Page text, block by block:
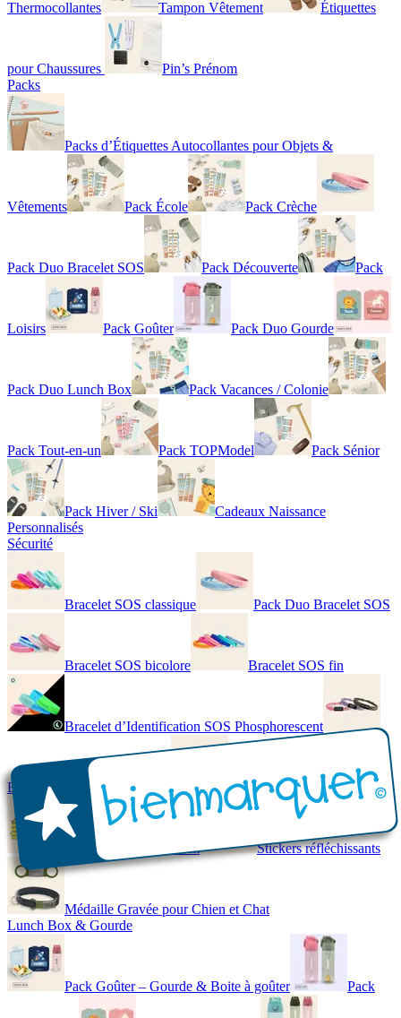
Thermocollantes Tampon Vêtement Étiquettes
pour Chaussures
Pin’s Prénom
Packs
Packs d’Étiquettes Autocollantes pour Objets &
Vêtements Pack École Pack Crèche
Pack Duo Bracelet SOS Pack Découverte Pack
Loisirs Pack Goûter Pack Duo Gourde
Pack Duo Lunch Box Pack Vacances / Colonie
Pack Tout-en-un Pack TOPModel Pack Sénior
Pack Hiver / Ski
Cadeaux Naissance
Personnalisés
Sécurité
Bracelet SOS classique Pack Duo Bracelet SOS
Bracelet SOS bicolore Bracelet SOS fin
Bracelet d’Identification SOS Phosphorescent
Bracelet personnalisé élégant Bracelet Personnalisé en cuir
Gilet de Sécurité Enfant Stickers réfléchissants
Médaille Gravée pour Chien et Chat
Lunch Box & Gourde
Pack Goûter – Gourde & Boite à goûter Pack